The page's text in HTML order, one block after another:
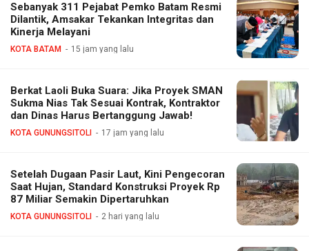
Sebanyak 311 Pejabat Pemko Batam Resmi
Dilantik, Amsakar Tekankan Integritas dan
Kinerja Melayani
KOTA BATAM 15 jam yang lalu
Berkat Laoli Buka Suara: Jika Proyek SMAN
Sukma Nias Tak Sesuai Kontrak, Kontraktor
dan Dinas Harus Bertanggung Jawab!
KOTA GUNUNGSITOLI 17 jam yang lalu
Setelah Dugaan Pasir Laut, Kini Pengecoran
Saat Hujan, Standard Konstruksi Proyek Rp
87 Miliar Semakin Dipertaruhkan
KOTA GUNUNGSITOLI 2 hari yang lalu